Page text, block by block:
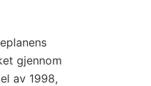
gjennom
av 1998,